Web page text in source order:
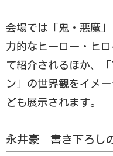
会場では「鬼・悪魔
力的なヒーロー・ヒ
て紹介されるほか、
ン」の世界観をイメ
ども展示されます。
永井豪 書き下ろし